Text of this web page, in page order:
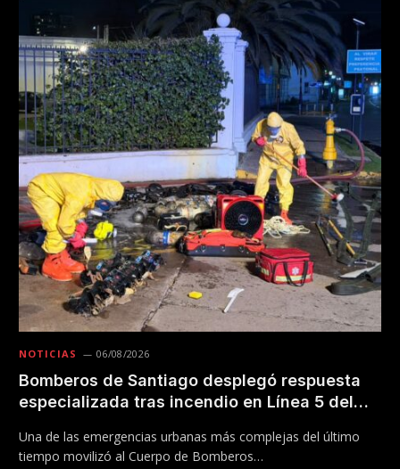
NOTICIAS 06/08/2026
Bomberos de Santiago desplegó respuesta
especializada tras incendio en Línea 5 del
Una de las emergencias urbanas más complejas del último
tiempo movilizó al Cuerpo de Bomberos…